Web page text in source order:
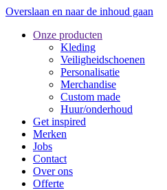
Overslaan en naar de inhoud gaan
Onze producten
Kleding
Veiligheidschoenen
Personalisatie
Merchandise
Custom made
Huur/onderhoud
Get inspired
Merken
Jobs
Contact
Over ons
Offerte